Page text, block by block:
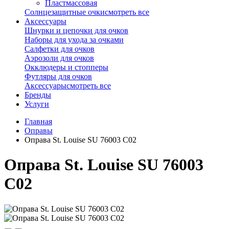
Пластмассовая
Солнцезащитные очкисмотреть все
Аксессуары
Шнурки и цепочки для очков
Наборы для ухода за очками
Салфетки для очков
Аэрозоли для очков
Окклюдеры и стопперы
Футляры для очков
Аксессуарысмотреть все
Бренды
Услуги
Главная
Оправы
Оправа St. Louise SU 76003 C02
Оправа St. Louise SU 76003
C02